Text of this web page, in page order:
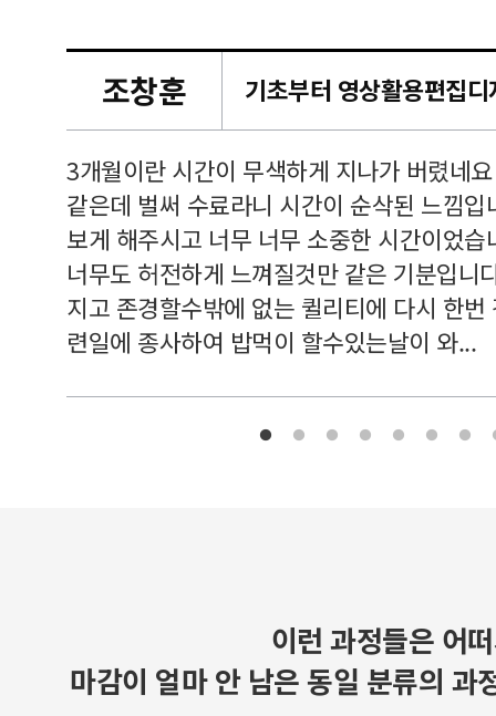
조창훈
3개월이란 시간이 무색하게 지나가 버렸네
같은데 벌써 수료라니 시간이 순삭된 느낌
보게 해주시고 너무 너무 소중한 시간이었
너무도 허전하게 느껴질것만 같은 기분입니
지고 존경할수밖에 없는 퀼리티에 다시 한
련일에 종사하여 밥먹이 할수있는날이 와...
이런 과정들은 어
마감이 얼마 안 남은 동일 분류의 과